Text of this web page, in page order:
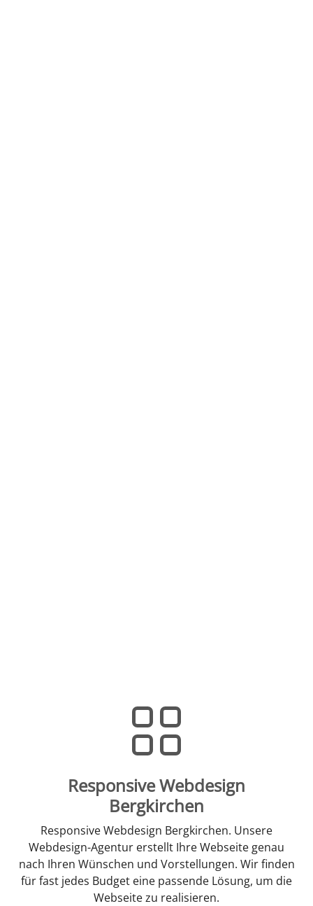
Responsive Webdesign
Bergkirchen
Responsive Webdesign Bergkirchen. Unsere
Webdesign-Agentur erstellt Ihre Webseite genau
nach Ihren Wünschen und Vorstellungen. Wir finden
für fast jedes Budget eine passende Lösung, um die
Webseite zu realisieren.